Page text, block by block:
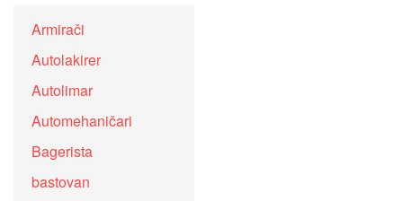
Armirači
Autolakirer
Autolimar
Automehaničari
Bagerista
bastovan